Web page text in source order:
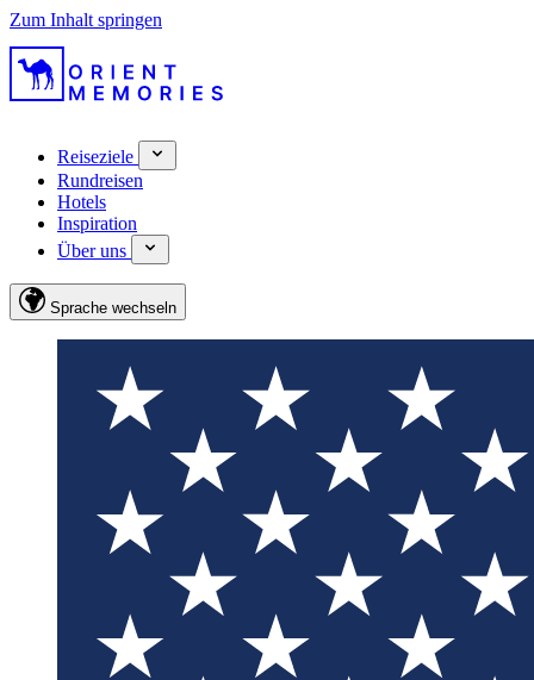
Zum Inhalt springen
Reiseziele
Rundreisen
Hotels
Inspiration
Über uns
Sprache wechseln